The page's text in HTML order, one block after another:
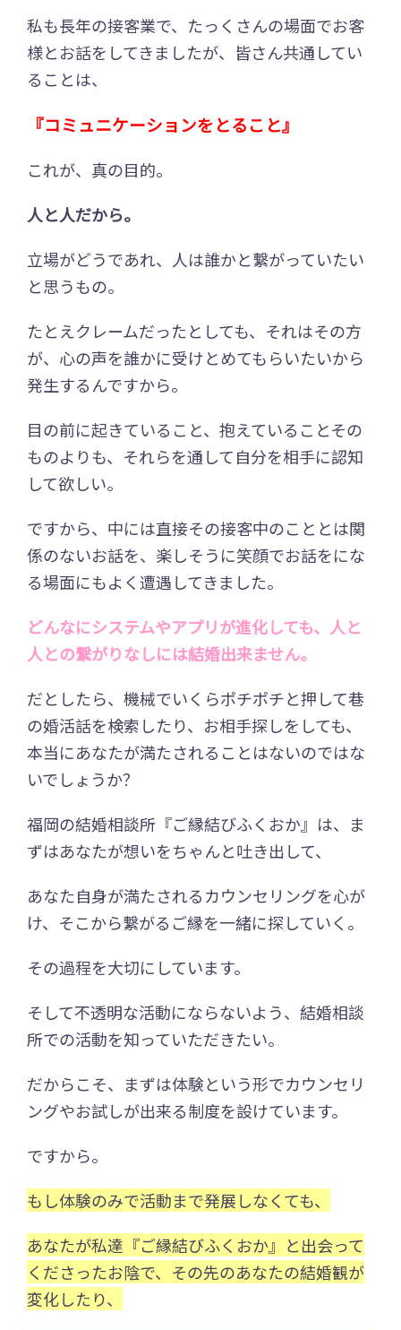
私も長年の接客業で、たっくさんの場面でお客
様とお話をしてきましたが、皆さん共通してい
ることは、
『コミュニケーションをとること』
これが、真の目的。
人と人だから。
立場がどうであれ、人は誰かと繋がっていたい
と思うもの。
たとえクレームだったとしても、それはその方
が、心の声を誰かに受けとめてもらいたいから
発生するんですから。
目の前に起きていること、抱えていることその
ものよりも、それらを通して自分を相手に認知
して欲しい。
ですから、中には直接その接客中のこととは関
係のないお話を、楽しそうに笑顔でお話をにな
る場面にもよく遭遇してきました。
どんなにシステムやアプリが進化しても、人と
人との繋がりなしには結婚出来ません。
だとしたら、機械でいくらポチポチと押して巷
の婚活話を検索したり、お相手探しをしても、
本当にあなたが満たされることはないのではな
いでしょうか？
福岡の結婚相談所『ご縁結びふくおか』は、ま
ずはあなたが想いをちゃんと吐き出して、
あなた自身が満たされるカウンセリングを心が
け、そこから繋がるご縁を一緒に探していく。
その過程を大切にしています。
そして不透明な活動にならないよう、結婚相談
所での活動を知っていただきたい。
だからこそ、まずは体験という形でカウンセリ
ングやお試しが出来る制度を設けています。
ですから。
もし体験のみで活動まで発展しなくても、
あなたが私達『ご縁結びふくおか』と出会って
くださったお陰で、その先のあなたの結婚観が
変化したり、